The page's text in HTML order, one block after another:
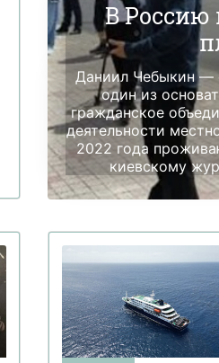
В Россию
Даниил Чебыкин —
один из
гражданское
деятельности
2022 года
киевскому